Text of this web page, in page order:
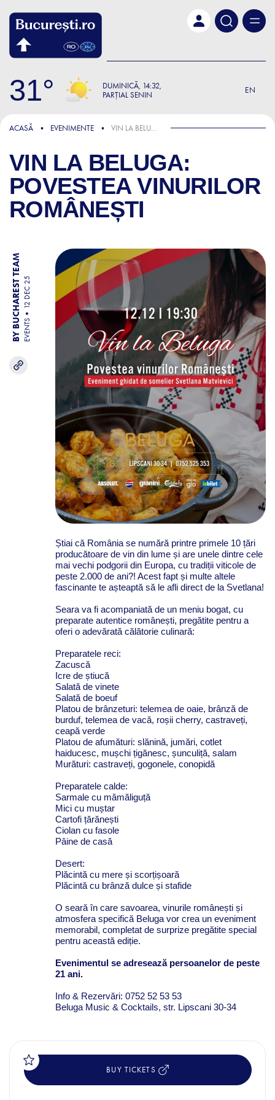
31 DUMINICĂ 14:32
PARȚIAL SENIN
EN
ACASĂ EVENIMENTE VIN LA BELUGA: POVESTEA VINURILOR ROMÂNEȘTI
VIN LA BELUGA:
POVESTEA VINURILOR
ROMÂNEȘTI
BY BUCHAREST TEAM EVENTS
12 DEC 25
Știai că România se numără printre primele 10 țări
producătoare de vin din lume și are unele dintre cele
mai vechi podgorii din Europa, cu tradiții viticole de
peste 2.000 de ani?! Acest fapt și multe altele
fascinante te așteaptă să le afli direct de la Svetlana!
Seara va fi acompaniată de un meniu bogat, cu
preparate autentice românești, pregătite pentru a
oferi o adevărată călătorie culinară:
Preparatele reci:
Zacuscă
Icre de știucă
Salată de vinete
Salată de boeuf
Platou de brânzeturi: telemea de oaie, brânză de
burduf, telemea de vacă, roșii cherry, castraveți,
ceapă verde
Platou de afumături: slănină, jumări, cotlet
haiducesc, mușchi țigănesc, șunculiță, salam
Murături: castraveți, gogonele, conopidă
Preparatele calde:
Sarmale cu mămăliguță
Mici cu muștar
Cartofi țărănești
Ciolan cu fasole
Pâine de casă
Desert:
Plăcintă cu mere și scorțișoară
Plăcintă cu brânză dulce și stafide
O seară în care savoarea, vinurile românești și
atmosfera specifică Beluga vor crea un eveniment
memorabil, completat de surprize pregătite special
pentru această ediție.
Evenimentul se adresează persoanelor depeste
21 ani.
Info & Rezervări: 0752 52 53 53
Beluga Music & Cocktails, str. Lipscani 30-34
BUY TICKETS